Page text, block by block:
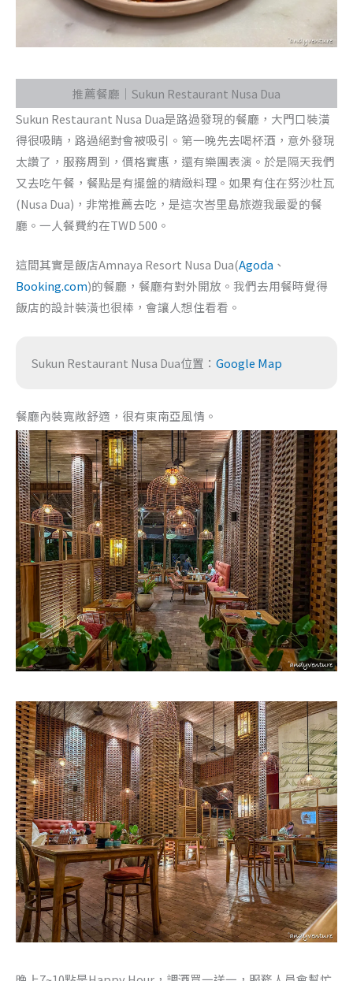
推薦餐廳｜Sukun Restaurant Nusa Dua
Sukun Restaurant Nusa Dua是路過發現的餐廳，大門口裝潢
得很吸睛，路過絕對會被吸引。第一晚先去喝杯酒，意外發現
太讚了，服務周到，價格實惠，還有樂團表演。於是隔天我們
又去吃午餐，餐點是有擺盤的精緻料理。如果有住在努沙杜瓦
(Nusa Dua)，非常推薦去吃，是這次峇里島旅遊我最愛的餐
廳。一人餐費約在TWD 500。
這間其實是飯店Amnaya Resort Nusa Dua(Agoda 、
Booking.com)的餐廳，餐廳有對外開放。我們去用餐時覺得
飯店的設計裝潢也很棒，會讓人想住看看。
Sukun Restaurant Nusa Dua位置： Google Map
餐廳內裝寬敞舒適，很有東南亞風情。